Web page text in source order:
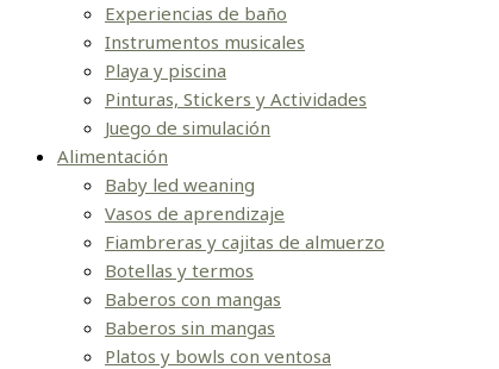
Experiencias de baño
Instrumentos musicales
Playa y piscina
Pinturas, Stickers y Actividades
Juego de simulación
Alimentación
Baby led weaning
Vasos de aprendizaje
Fiambreras y cajitas de almuerzo
Botellas y termos
Baberos con mangas
Baberos sin mangas
Platos y bowls con ventosa